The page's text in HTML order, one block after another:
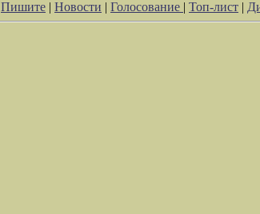
Пишите | Новости | Голосование | Топ-лист |